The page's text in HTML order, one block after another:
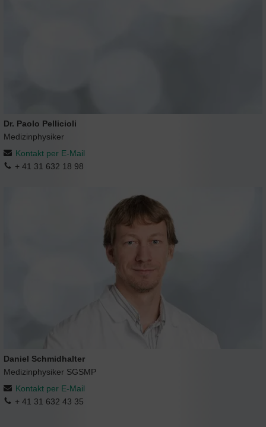
Dr. Paolo Pellicioli
Medizinphysiker
Kontakt per E-Mail
+ 41 31 632 18 98
Daniel Schmidhalter
Medizinphysiker SGSMP
Kontakt per E-Mail
+ 41 31 632 43 35